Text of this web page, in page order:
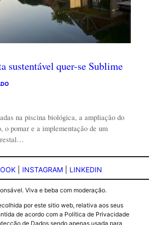
sustentável quer-se Sublime
na piscina biológica, a ampliação do
o pomar e a implementação de um
INSTAGRAM LINKEDIN
Viva e beba com moderação.
por este sitio web, relativa aos seus
de acordo com a Política de Privacidade
de Dados sendo apenas usada para